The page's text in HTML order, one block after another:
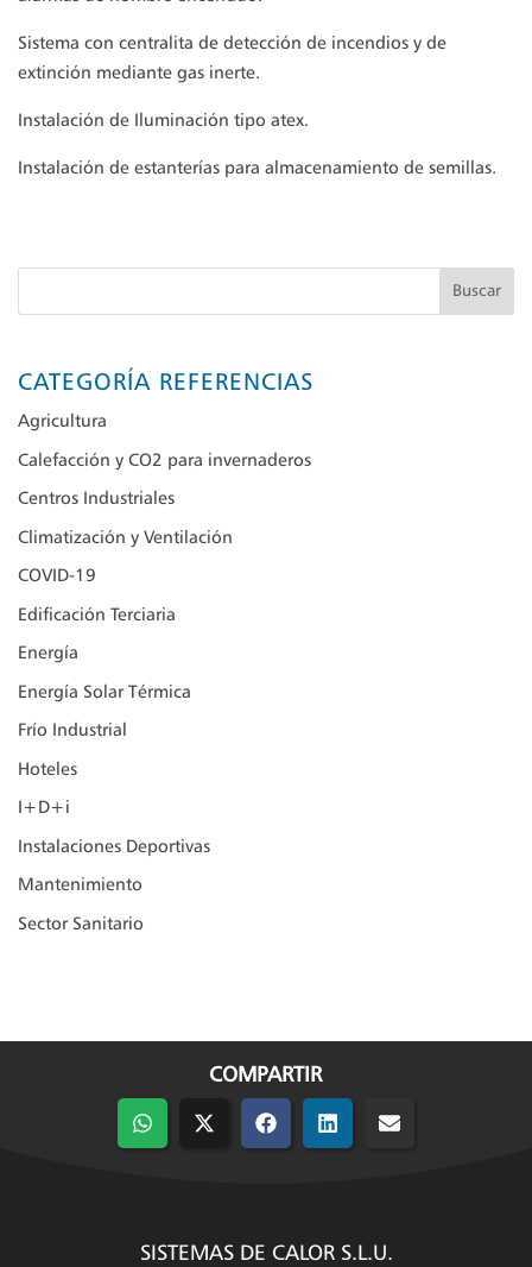
Sistema con centralita de detección de incendios y de
extinción mediante gas inerte.
Instalación de Iluminación tipo atex.
Instalación de estanterías para almacenamiento de semillas.
Buscar
CATEGORÍA REFERENCIAS
Agricultura
Calefacción y CO2 para invernaderos
Centros Industriales
Climatización y Ventilación
COVID-19
Edificación Terciaria
Energía
Energía Solar Térmica
Frío Industrial
Hoteles
I+D+i
Instalaciones Deportivas
Mantenimiento
Sector Sanitario
COMPARTIR
Compartir
en
CompartirCompartir
en
Compartir
en
Compartir
SISTEMAS DE CALOR S.L.U.